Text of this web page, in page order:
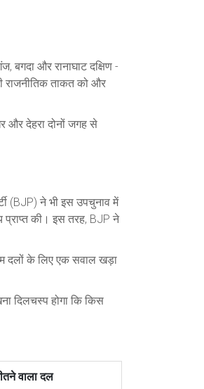
बगदा और रानाघाट दक्षिण -
राजनीतिक ताकत को और
और देहरा दोनों जगह से
(BJP) ने भी इस उपचुनाव में
प्राप्त की। इस तरह, BJP ने
दलों के लिए एक सवाल खड़ा
दिलचस्प होगा कि किस
वाला दल